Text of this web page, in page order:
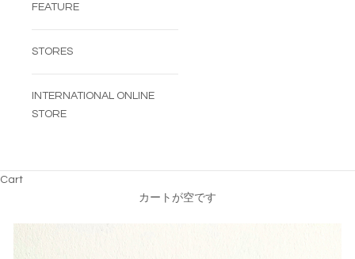
FEATURE
STORES
INTERNATIONAL ONLINE
STORE
Cart
カートが空です